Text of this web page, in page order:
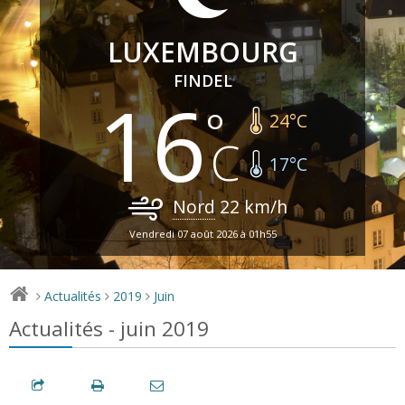
LUXEMBOURG
FINDEL
16 24°C
17°C
Nord 22km/h
Vendredi 07 août 2026 à 01h55
> Actualités > 2019 > Juin
Actualités - juin 2019